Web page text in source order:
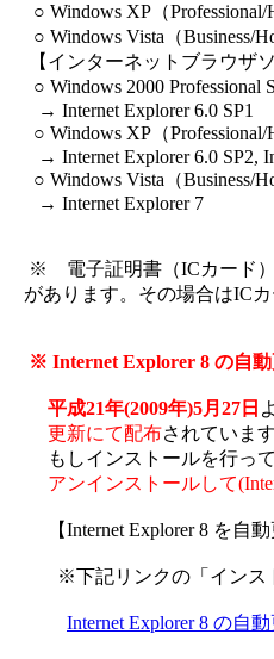
○ Windows XP（Professional/
○ Windows Vista（Business/
【インターネットブラウザソ
○ Windows 2000 Professional
→ Internet Explorer 6.0 SP1
○ Windows XP（Professional/
→ Internet Explorer 6.0 SP2,
○ Windows Vista（Business/
→ Internet Explorer 7
※ 電子証明書（ICカード）
があります。その場合はIC
※ Internet Explorer 8 の自
平成21年(2009年)5月27日
更新にて配布されていま
もしインストールを行って
アンインストールして
【Internet Explorer 8 を自動
※下記リンクの「インスト
Internet Explorer 8 の自